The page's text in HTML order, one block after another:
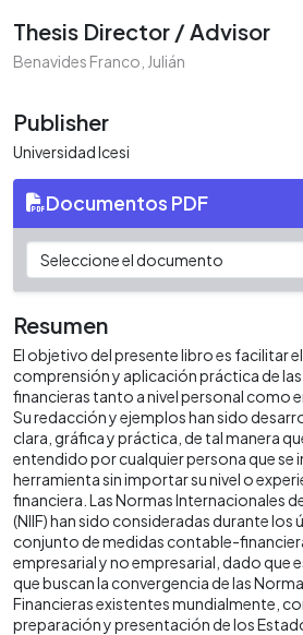
Thesis Director / Advisor
Benavides Franco, Julián
Publisher
Universidad Icesi
Documentos PDF
Resumen
El objetivo del presente libro es facilitar
comprensión y aplicación práctica de
financieras tanto a nivel personal como
Su redacción y ejemplos han sido
clara, gráfica y práctica, de tal manera
entendido por cualquier persona que se
herramienta sin importar su nivel o
financiera. Las Normas Internacionales
(NIIF) han sido consideradas durante los
conjunto de medidas contable-
empresarial y no empresarial, dado que
que buscan la convergencia de las
Financieras existentes mundialmente,
preparación y presentación de los